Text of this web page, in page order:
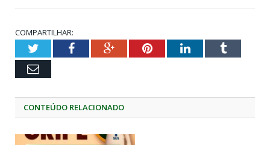
COMPARTILHAR:
TwitterFacebookGoogle+PinterestLinkedInTumblr
Email
CONTEÚDO RELACIONADO